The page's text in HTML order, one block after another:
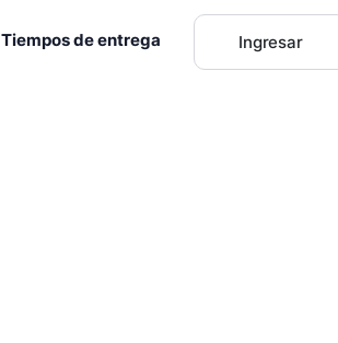
Tiempos de entrega Ingresar